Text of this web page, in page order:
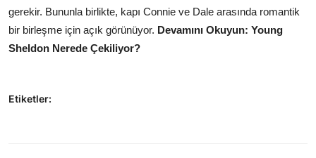
gerekir. Bununla birlikte, kapı Connie ve Dale arasında romantik
bir birleşme için açık görünüyor. Devamını Okuyun: Young
Sheldon Nerede Çekiliyor?
Etiketler: